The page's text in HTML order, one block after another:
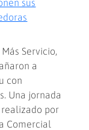
sus
Servicio,
a
con
Una jornada
por
Comercial